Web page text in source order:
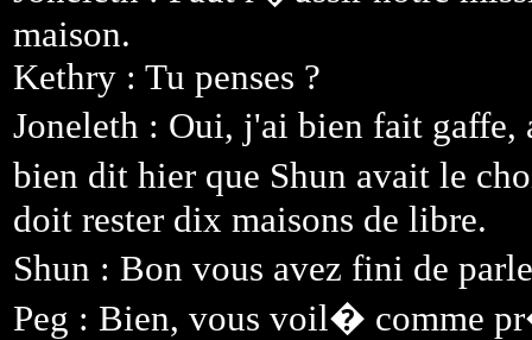
maison.
Kethry : Tu penses ?
Joneleth : Oui, j'ai bien fait gaffe,
bien dit hier que Shun avait le
doit rester dix maisons de libre.
Shun : Bon vous avez fini de
Peg : Bien, vous voil� comme